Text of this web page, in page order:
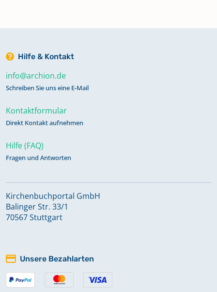
Hilfe & Kontakt
info@archion.de
Schreiben Sie uns eine E-Mail
Kontaktformular
Direkt Kontakt aufnehmen
Hilfe (FAQ)
Fragen und Antworten
Kirchenbuchportal GmbH
Balinger Str. 33/1
70567 Stuttgart
Unsere Bezahlarten